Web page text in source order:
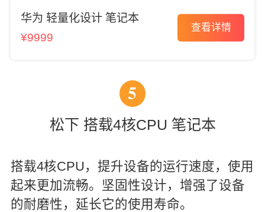
华为 轻量化设计 笔记本
¥9999
查看详情
5
松下 搭载4核CPU 笔记本
搭载4核CPU，提升设备的运行速度，使用
起来更加流畅。坚固性设计，增强了设备
的耐磨性，延长它的使用寿命。